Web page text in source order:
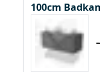
100cm